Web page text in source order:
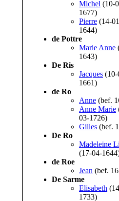
Michel (10-
1677)
Pierre (14-
1644)
de Pottre
Marie Anne
1643)
De Ris
Jacques (10-
1661)
de Ro
Anne (bef.
Anne Marie
03-1726)
Gilles (bef.
De Ro
Madeleine
(17-04-
de Roe
Jean (bef.
De Sarme
Elisabeth
1733)